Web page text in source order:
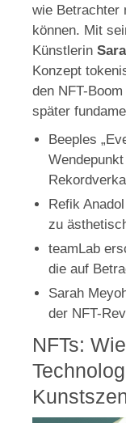
wie Betrachter
können. Mit
Künstlerin
Konzept
den NFT-
später
Beeples
Refik
zu
teamLab
die auf
Sarah
der NFT-
NFTs: